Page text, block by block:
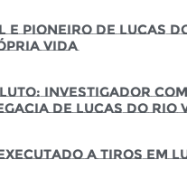
pioneiro de Lucas
vida
Investigador
de Lucas do Rio
a tiros em